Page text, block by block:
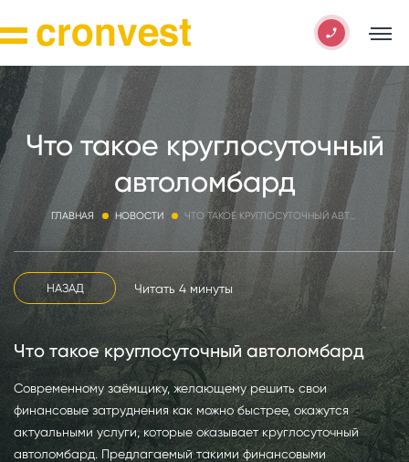
Что такое круглосуточный
автоломбард
ГЛАВНАЯ НОВОСТИ ЧТО ТАКОЕ КРУГЛОСУТОЧНЫЙ АВТОЛОМБАРД
НАЗАД Читать 4 минуты
Что такое круглосуточный автоломбард
Современному заёмщику, желающему решить свои
финансовые затруднения как можно быстрее, окажутся
актуальными услуги, которые оказывает круглосуточный
автоломбард. Предлагаемый такими финансовыми